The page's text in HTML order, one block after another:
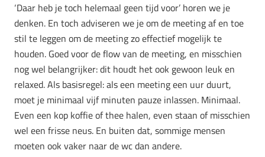
‘Daar heb je toch helemaal geen tijd voor’ horen we je
denken. En toch adviseren we je om de meeting af en toe
stil te leggen om de meeting zo effectief mogelijk te
houden. Goed voor de flow van de meeting, en misschien
nog wel belangrijker: dit houdt het ook gewoon leuk en
relaxed. Als basisregel: als een meeting een uur duurt,
moet je minimaal vijf minuten pauze inlassen. Minimaal.
Even een kop koffie of thee halen, even staan of misschien
wel een frisse neus. En buiten dat, sommige mensen
moeten ook vaker naar de wc dan andere.